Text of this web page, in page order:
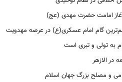
امامت حضرت مهدی (عج)
گام امام عسکری(ع) در عرصه مهدویت
به تولی و تبری است
الازهر
و مصلح بزرگ جهان اسلام